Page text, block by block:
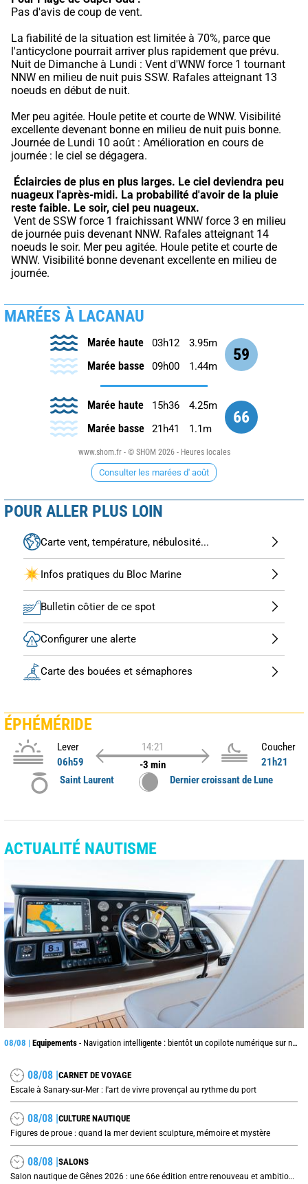
Pas d'avis de coup de vent.
La fiabilité de la situation est limitée à 70%, parce que
l'anticyclone pourrait arriver plus rapidement que prévu.
Nuit de Dimanche à Lundi : Vent d'WNW force 1 tournant
NNW en milieu de nuit puis SSW. Rafales atteignant 13
noeuds en début de nuit.
Mer peu agitée. Houle petite et courte de WNW. Visibilité
excellente devenant bonne en milieu de nuit puis bonne.
Journée de Lundi 10 août : Amélioration en cours de
journée : le ciel se dégagera.
Éclaircies de plus en plus larges. Le ciel deviendra peu
nuageux l'après-midi. La probabilité d'avoir de la pluie
reste faible. Le soir, ciel peu nuageux.
de journée puis devenant NNW. Rafales atteignant 14
noeuds le soir. Mer peu agitée. Houle petite et courte de
WNW. Visibilité bonne devenant excellente en milieu de
journée.
MARÉES À LACANAU
59
Marée haute 03h12 3.95m
Marée basse 09h00 1.44m
66
Marée haute 15h36 4.25m
Marée basse 21h41 1.1m
www.shom.fr - © SHOM 2026 - Heures locales
Consulter les marées d' août
POUR ALLER PLUS LOIN
Carte vent, température, nébulosité...
Infos pratiques du Bloc Marine
Bulletin côtier de ce spot
Configurer une alerte
Carte des bouées et sémaphores
ÉPHÉMÉRIDE
Lever
06h59
14:21
-3 min
Coucher
21h21
Saint Laurent
Dernier croissant de Lune
ACTUALITÉ NAUTISME
08/08 | Equipements - Navigation intelligente : bientôt un copilote numérique sur nos voiliers ?
08/08 |CARNET DE VOYAGE
Escale à Sanary-sur-Mer : l'art de vivre provençal au rythme du port
08/08 |CULTURE NAUTIQUE
Figures de proue : quand la mer devient sculpture, mémoire et mystère
08/08 |SALONS
Salon nautique de Gênes 2026 : une 66e édition entre renouveau et ambitions internationales